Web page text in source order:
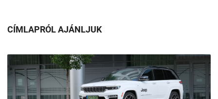
CÍMLAPRÓL AJÁNLJUK